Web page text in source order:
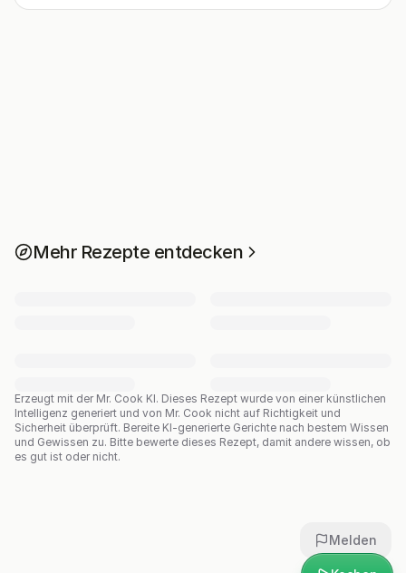
Mehr Rezepte entdecken
Erzeugt mit der Mr. Cook KI. Dieses Rezept wurde von einer künstlichen
Intelligenz generiert und von Mr. Cook nicht auf Richtigkeit und
Sicherheit überprüft. Bereite KI-generierte Gerichte nach bestem Wissen
und Gewissen zu. Bitte bewerte dieses Rezept, damit andere wissen, ob
es gut ist oder nicht.
Melden